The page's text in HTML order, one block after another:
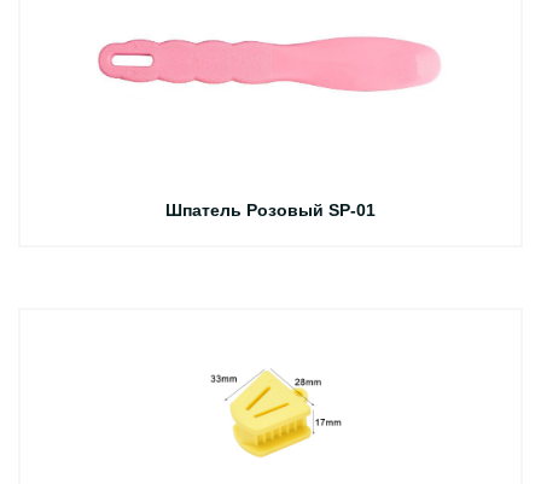
Шпатель Розовый SP-01